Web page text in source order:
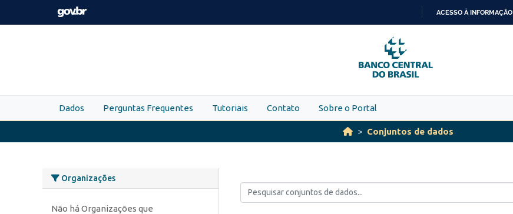
Skip to main content
PARA
O
CONTEÚDO
ACESSO À INFORMAÇÃO
Dados Perguntas Frequentes Tutoriais Contato Sobre o Portal
Conjuntos de dados
Organizações
Não há Organizações que